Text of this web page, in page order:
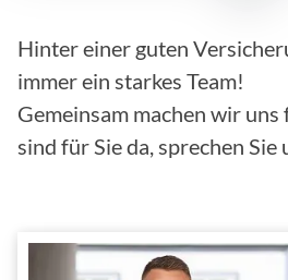
Hinter einer guten
immer ein starkes Team!
Gemeinsam machen wir
sind für Sie da, sprechen Sie